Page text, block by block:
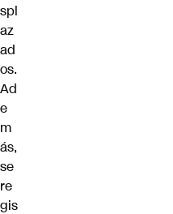
spl
az
ad
os.
Ad
e
m
ás,
se
re
gis